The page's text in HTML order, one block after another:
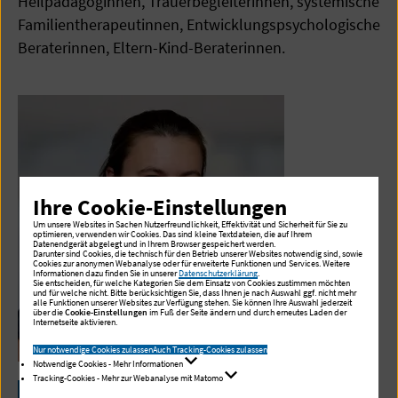
Familientherapeutinnen, Entwicklungspsychologische
Beraterinnen, Eltern-Kind-Beraterinnen.
Ihre Cookie-Einstellungen
Um unsere Websites in Sachen Nutzerfreundlichkeit, Effektivität und Sicherheit für Sie zu
optimieren, verwenden wir Cookies. Das sind kleine Textdateien, die auf Ihrem
Datenendgerät abgelegt und in Ihrem Browser gespeichert werden.
Darunter sind Cookies, die technisch für den Betrieb unserer Websites notwendig sind, sowie
Cookies zur anonymen Webanalyse oder für erweiterte Funktionen und Services. Weitere
Informationen dazu finden Sie in unsererDatenschutzerklärung
Sie entscheiden, für welche Kategorien Sie dem Einsatz von Cookies zustimmen möchten
und für welche nicht. Bitte berücksichtigen Sie, dass Ihnen je nach Auswahl ggf. nicht mehr
alle Funktionen unserer Websites zur Verfügung stehen. Sie können Ihre Auswahl jederzeit
über dieCookie-Einstellungen im Fuß der Seite ändern und durch erneutes Laden der
Internetseite aktivieren.
Nur notwendige Cookies zulassenAuch Tracking-Cookies zulassen
Notwendige Cookies - Mehr Informationen
Tracking-Cookies - Mehr zur Webanalyse mit Matomo